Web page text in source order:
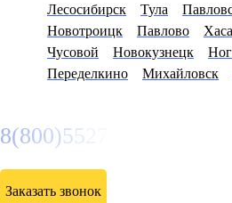
Лесосибирск
Тула
Новотроицк
Павлово
Чусовой
Новокузнецк
Переделкино
Михайловск
8(800)5527584
Заказать звонок